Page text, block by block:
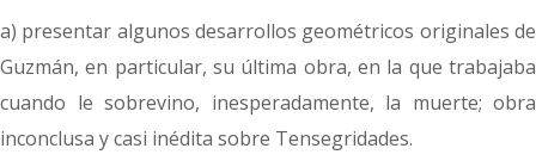
a) presentar algunos desarrollos geométricos originales de
Guzmán, en particular, su última obra, en la que trabajaba
cuando le sobrevino, inesperadamente, la muerte; obra
inconclusa y casi inédita sobre Tensegridades.